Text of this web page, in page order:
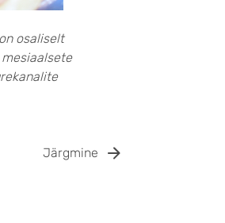
osaliselt
Järgmine